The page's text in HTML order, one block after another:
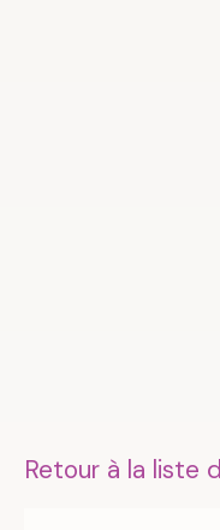
Retour à la liste